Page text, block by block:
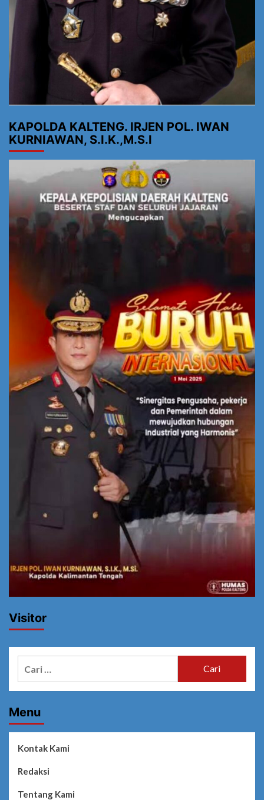
KAPOLDA KALTENG. IRJEN POL. IWAN
KURNIAWAN, S.I.K.,M.S.I
Visitor
Menu
Kontak Kami
Redaksi
Tentang Kami